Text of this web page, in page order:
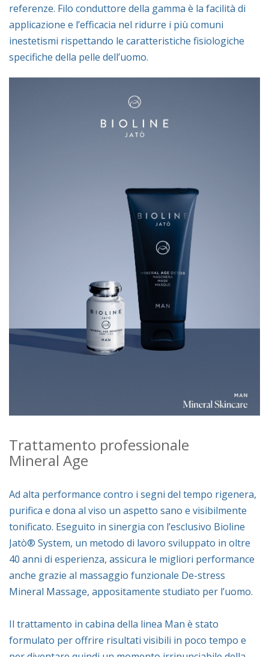
referenze. Filo conduttore della gamma è la facilità di
applicazione e l’efficacia nel ridurre i più comuni
inestetismi rispettando le caratteristiche fisiologiche
specifiche della pelle dell’uomo.
Trattamento professionale
Mineral Age
Ad alta performance contro i segni del tempo rigenera,
purifica e dona al viso un aspetto sano e visibilmente
tonificato. Eseguito in sinergia con l’esclusivo Bioline
Jatò® System, un metodo di lavoro sviluppato in oltre
40 anni di esperienza, assicura le migliori performance
anche grazie al massaggio funzionale De-stress
Mineral Massage, appositamente studiato per l’uomo.
Il trattamento in cabina della linea Man è stato
formulato per offrire risultati visibili in poco tempo e